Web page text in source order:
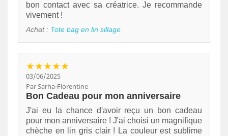
bon contact avec sa créatrice. Je recommande
vivement !
Achat : Tote bag en lin sillage
★★★★★
03/06/2025
Par Sarha-Florentine
Bon Cadeau pour mon anniversaire
J'ai eu la chance d'avoir reçu un bon cadeau
pour mon anniversaire ! J'ai choisi un magnifique
chèche en lin gris clair ! La couleur est sublime